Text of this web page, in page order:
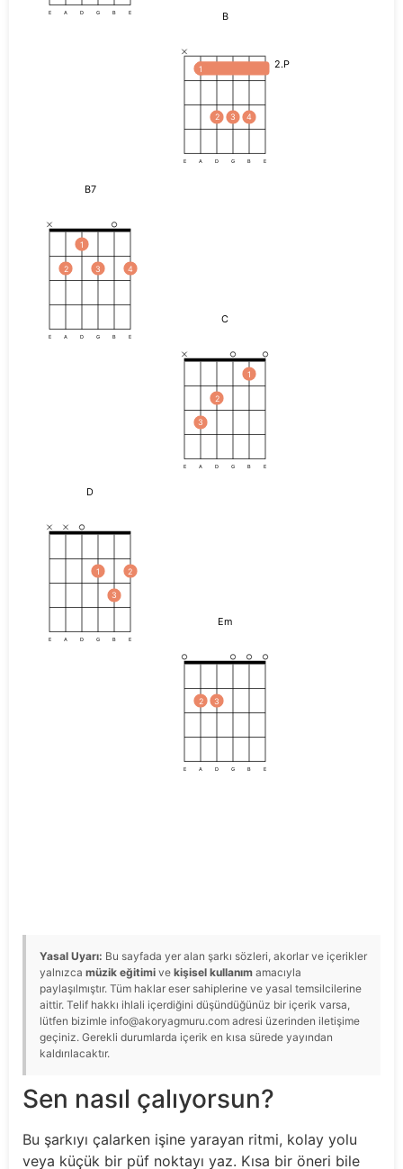
E A D G B E B
2.P
1
2 3 4
E A D G B E
B7
2
1
3 4
E A D G B E
C
3
2
1
E A D G B E
D
1
3
2
E A D G B E
Em
2 3
E A D G B E
Yasal Uyarı: Bu sayfada yer alan şarkı sözleri, akorlar ve içerikler
yalnızca müzik eğitimi ve kişisel kullanım amacıyla
paylaşılmıştır. Tüm haklar eser sahiplerine ve yasal temsilcilerine
aittir. Telif hakkı ihlali içerdiğini düşündüğünüz bir içerik varsa,
lütfen bizimle info@akoryagmuru.com adresi üzerinden iletişime
geçiniz. Gerekli durumlarda içerik en kısa sürede yayından
kaldırılacaktır.
Sen nasıl çalıyorsun?
Bu şarkıyı çalarken işine yarayan ritmi, kolay yolu
veya küçük bir püf noktayı yaz. Kısa bir öneri bile